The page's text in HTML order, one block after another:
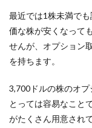
最近では1株未満で
価な株が安くなって
せんが、オプション
を持ちます。
3,700ドルの株のオ
とっては容易なこと
がたくさん用意され